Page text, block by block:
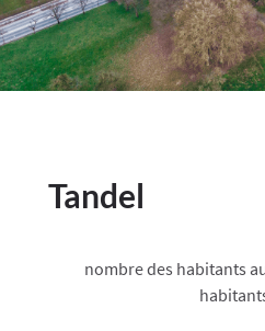
Tandel
nombre des habitants